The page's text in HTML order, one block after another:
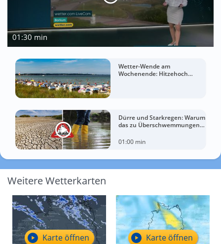
01:30 min
Wetter-Wende am
Wochenende: Hitzehoch
Dürre und Starkregen: Warum
das zu Überschwemmungen
01:00 min
Weitere Wetterkarten
Karte öffnen Karte öffnen